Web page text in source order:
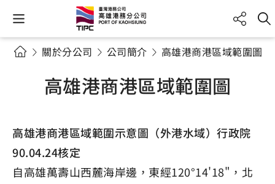
關於分公司 公司簡介 高雄港商港區域範圍圖
高雄港商港區域範圍圖
高雄港商港區域範圍示意圖（外港水域）行政院
90.04.24核定
自高雄萬壽山西麓海岸邊，東經120°14'18"，北